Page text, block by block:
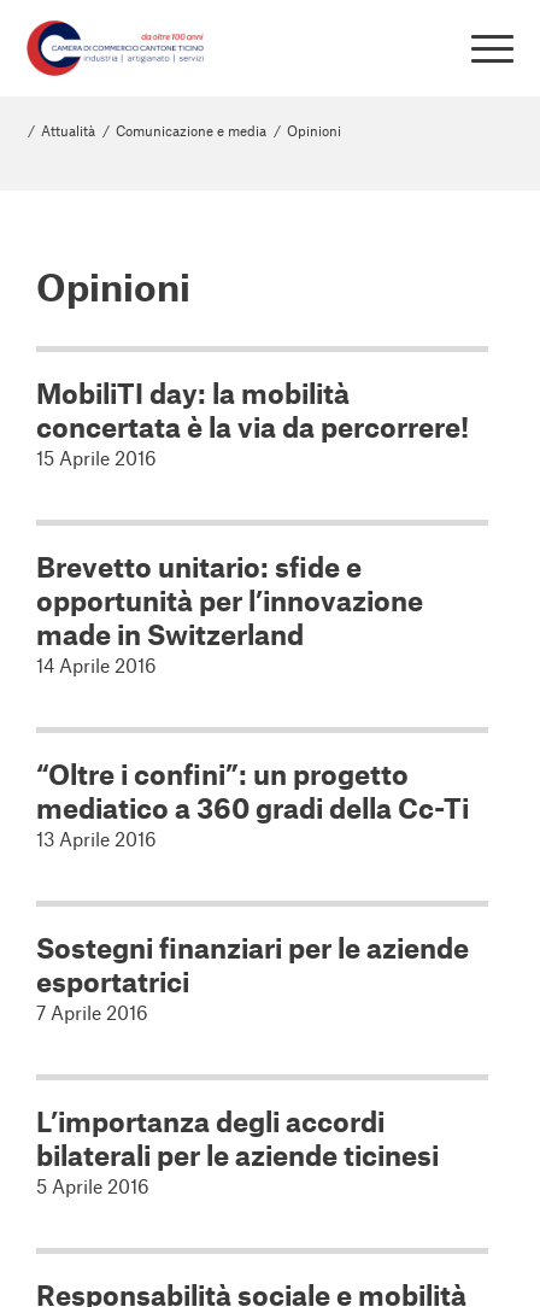
/ Attualità / Comunicazione e media / Opinioni
Opinioni
MobiliTI day: la mobilità
concertata è la via da percorrere!
15 Aprile 2016
Brevetto unitario: sfide e
opportunità per l’innovazione
made in Switzerland
14 Aprile 2016
“Oltre i confini”: un progetto
mediatico a 360 gradi della Cc-Ti
13 Aprile 2016
Sostegni finanziari per le aziende
esportatrici
7 Aprile 2016
L’importanza degli accordi
bilaterali per le aziende ticinesi
5 Aprile 2016
Responsabilità sociale e mobilità